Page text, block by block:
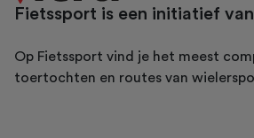
Fietssport is een initiatief
Op Fietssport vind je het meest
toertochten en routes van